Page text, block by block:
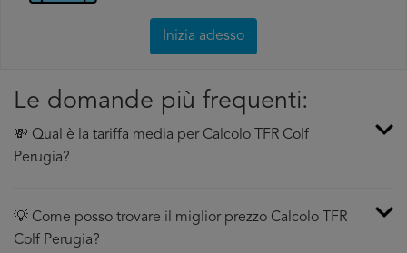
Inizia adesso
Le domande più frequenti:
💸 Qual è la tariffa media per Calcolo TFR Colf
Perugia?
💡 Come posso trovare il miglior prezzo Calcolo TFR
Colf Perugia?